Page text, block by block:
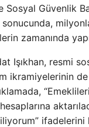
Sosyal Güvenlik
sonucunda,
zamanında
Işıkhan, resmi
ikramiyelerinin de
ifadelerini